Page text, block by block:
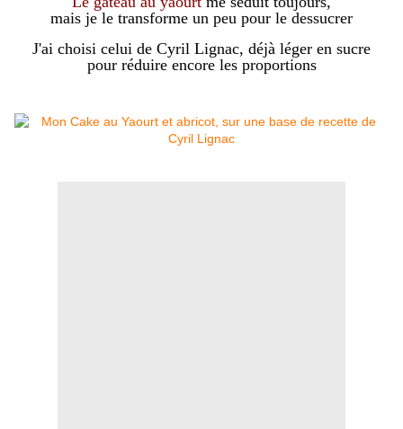
mais je le transforme un peu pour le dessucrer
J'ai choisi celui de Cyril Lignac, déjà léger en sucre
pour réduire encore les proportions